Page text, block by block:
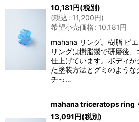
10,181円(税別)
(税込: 11,200円)
希望小売価格: 10,181円
mahana リング。樹脂 ピエ
リングは樹脂製で研磨後
仕上げています。ボディが
た塗装方法とグミのよう
チっ…
mahana triceratops ring
13,091円(税別)